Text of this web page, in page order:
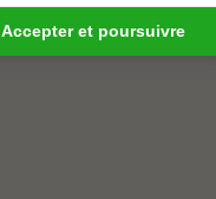
Accepter et poursuivre